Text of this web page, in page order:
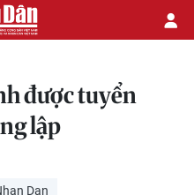
được tuyển
lập
Dan